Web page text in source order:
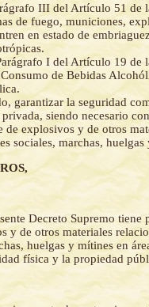
III del Artículo 51 de
de fuego, municiones,
en estado de
I del Artículo 19 de
de Bebidas
garantizar la seguridad
siendo necesario
de explosivos y de otros
sociales, marchas,
Decreto Supremo
y de otros materiales
huelgas y mítines en
física y la propiedad